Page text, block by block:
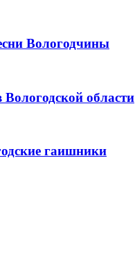
Вологодчины
области
гаишники